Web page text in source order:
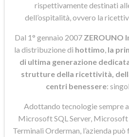
rispettivamente destinati
dell’ospitalità, ovvero la
Dal 1° gennaio 2007 ZEROUNO
la distribuzione di hottimo la
di ultima generazione
strutture della ricettività,
centri benessere:
Adottando tecnologie sempre
Microsoft SQL Server, Microsoft
Terminali Orderman, l’azienda